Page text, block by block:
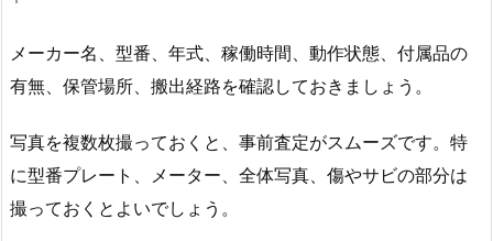
メーカー名、型番、年式、稼働時間、動作状態、付属品の
有無、保管場所、搬出経路を確認しておきましょう。
写真を複数枚撮っておくと、事前査定がスムーズです。特
に型番プレート、メーター、全体写真、傷やサビの部分は
撮っておくとよいでしょう。